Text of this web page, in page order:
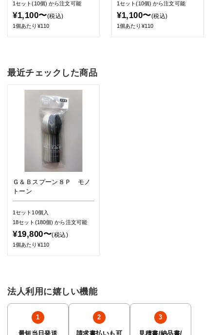
1セット(10個)から注文可能
¥1,100〜(税込)
1個あたり¥110
1セット(10個)から注文可能
¥1,100〜(税込)
1個あたり¥110
最近チェックした商品
Ｇ＆Ｂスプーン８Ｐ モノ
トーン
1セット10個入
18セット(180個)から注文可能
¥19,800〜(税込)
1個あたり¥110
法人利用に嬉しい機能
最短当日発送 請求書払いも可 見積書/納品書/